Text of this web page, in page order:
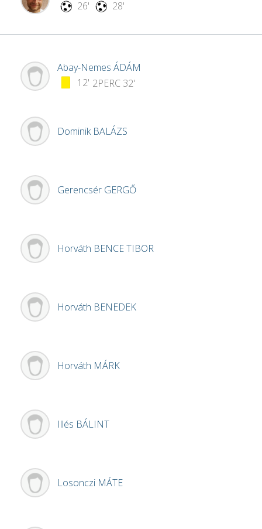
26' 28'
Abay-Nemes ÁDÁM
12' 2PERC 32'
Dominik BALÁZS
Gerencsér GERGŐ
Horváth BENCE TIBOR
Horváth BENEDEK
Horváth MÁRK
Illés BÁLINT
Losonczi MÁTE